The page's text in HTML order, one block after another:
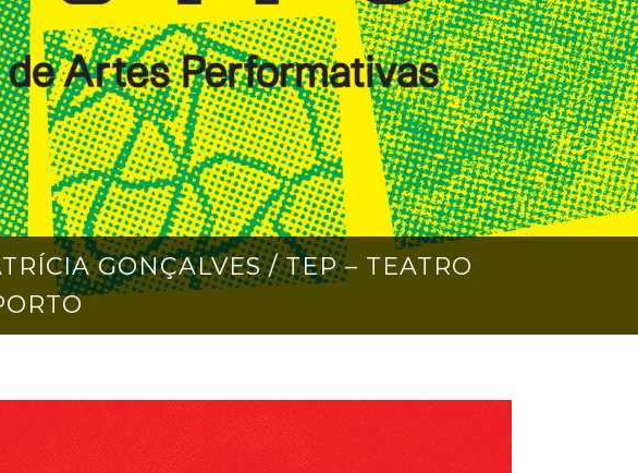
GONÇALVES / TEP – TEATRO